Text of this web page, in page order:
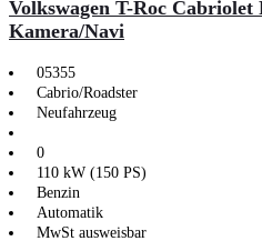
Volkswagen T-Roc
Kamera/Navi
05355
Cabrio/Roadster
Neufahrzeug
0
110 kW (150 PS)
Benzin
Automatik
MwSt ausweisbar